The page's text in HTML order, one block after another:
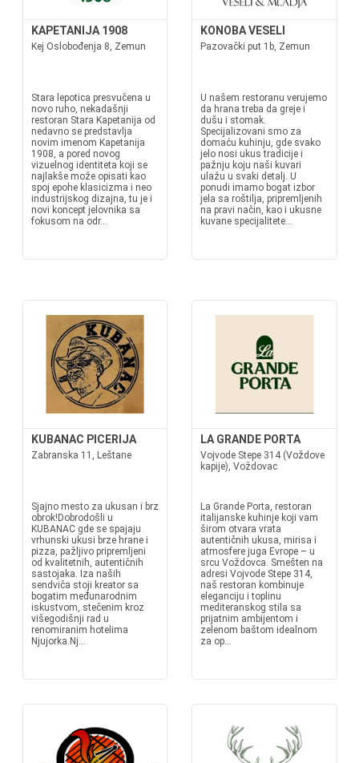
KAPETANIJA 1908
Kej Oslobođenja 8, Zemun
Stara lepotica presvučena u
novo ruho, nekadašnji
restoran Stara Kapetanija od
nedavno se predstavlja
novim imenom Kapetanija
1908, a pored novog
vizuelnog identiteta koji se
najlakše može opisati kao
spoj epohe klasicizma i neo
industrijskog dizajna, tu je i
novi koncept jelovnika sa
fokusom na odr...
KONOBA VESELI
Pazovački put 1b, Zemun
U našem restoranu verujemo
da hrana treba da greje i
dušu i stomak.
Specijalizovani smo za
domaću kuhinju, gde svako
jelo nosi ukus tradicije i
pažnju koju naši kuvari
ulažu u svaki detalj. U
ponudi imamo bogat izbor
jela sa roštilja, pripremljenih
na pravi način, kao i ukusne
kuvane specijalitete...
KUBANAC PICERIJA
Zabranska 11, Leštane
Sjajno mesto za ukusan i brz
obrok!Dobrodošli u
KUBANAC gde se spajaju
vrhunski ukusi brze hrane i
pizza, pažljivo pripremljeni
od kvalitetnih, autentičnih
sastojaka. Iza naših
sendviča stoji kreator sa
bogatim međunarodnim
iskustvom, stečenim kroz
višegodišnji rad u
renomiranim hotelima
Njujorka.Nj...
LA GRANDE PORTA
Vojvode Stepe 314 (Voždove
kapije), Voždovac
La Grande Porta, restoran
italijanske kuhinje koji vam
širom otvara vrata
autentičnih ukusa, mirisa i
atmosfere juga Evrope – u
srcu Voždovca. Smešten na
adresi Vojvode Stepe 314,
naš restoran kombinuje
eleganciju i toplinu
mediteranskog stila sa
prijatnim ambijentom i
zelenom baštom idealnom
za op...